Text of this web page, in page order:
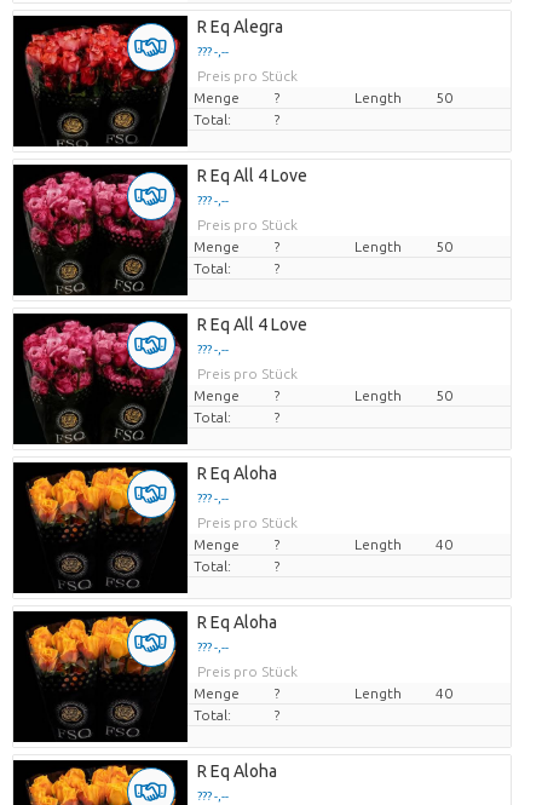
R Eq Alegra
??? -,--
Preis pro Stück
Menge
? Length
50
Total:
?
R Eq All 4 Love
??? -,--
Preis pro Stück
Menge
? Length
50
Total:
?
R Eq All 4 Love
??? -,--
Preis pro Stück
Menge
? Length
50
Total:
?
R Eq Aloha
??? -,--
Preis pro Stück
Menge
? Length
40
Total:
?
R Eq Aloha
??? -,--
Preis pro Stück
Menge
? Length
40
Total:
?
R Eq Aloha
??? -,--